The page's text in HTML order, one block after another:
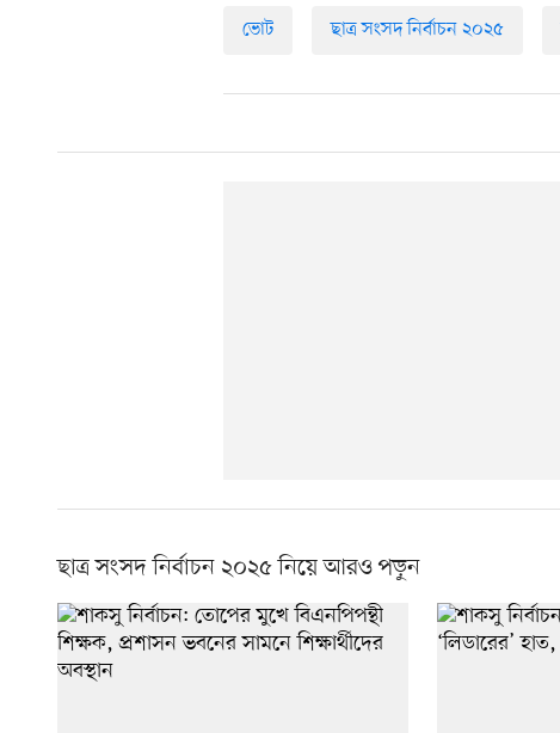
ভোট ছাত্র সংসদ নির্বাচন ২০২৫
ছাত্র সংসদ নির্বাচন ২০২৫ নিয়ে আরও পড়ুন